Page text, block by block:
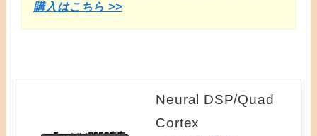
購入はこちら >>
Neural DSP/Quad
Cortex